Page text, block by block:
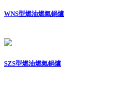
WNS型燃油燃氣鍋爐
SZS型燃油燃氣鍋爐